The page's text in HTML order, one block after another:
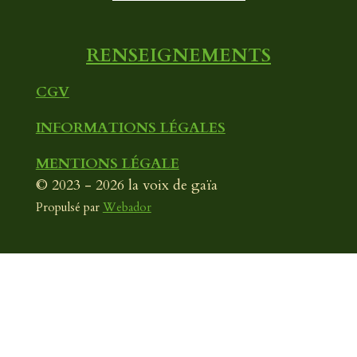
RENSEIGNEMENTS
CGV
INFORMATIONS LÉGALES
MENTIONS LÉGALE
© 2023 - 2026 la voix de gaïa
Propulsé par Webador